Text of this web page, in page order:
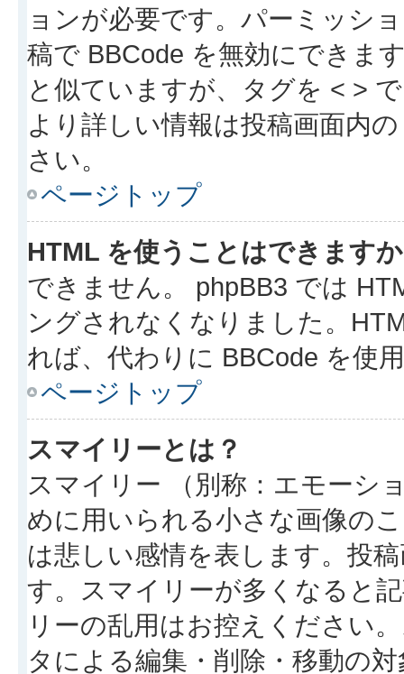
ョンが必要です。パーミッシ
稿で BBCode を無効にできま
と似ていますが、タグを < >
より詳しい情報は投稿画面内
さい。
ページトップ
HTML を使うことはできます
できません。 phpBB3 では
ングされなくなりました。
れば、代わりに BBCode を使
ページトップ
スマイリーとは？
スマイリー （別称：エモーシ
めに用いられる小さな画像の
は悲しい感情を表します。投
す。スマイリーが多くなると
リーの乱用はお控えください
タによる編集・削除・移動の